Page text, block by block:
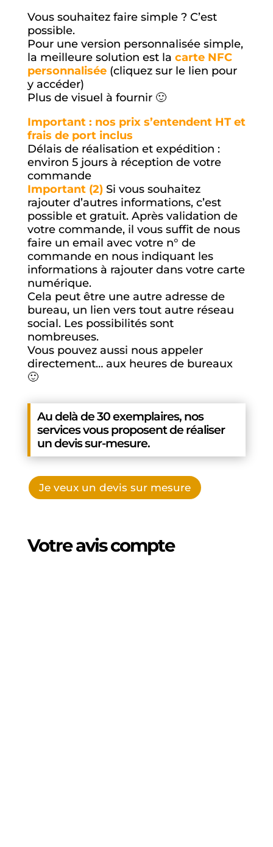
Vous souhaitez faire simple ? C’est
possible.
Pour une version personnalisée simple,
la meilleure solution est la carte NFC
personnalisée(cliquez sur le lien pour
y accéder)
Plus de visuel à fournir 🙂
Important : nos prix s’entendent HT et
frais de port inclus
Délais de réalisation et expédition :
environ 5 jours à réception de votre
commande
Important (2)Si vous souhaitez
rajouter d’autres informations, c’est
possible et gratuit. Après validation de
votre commande, il vous suffit de nous
faire un email avec votre n° de
commande en nous indiquant les
informations à rajouter dans votre carte
numérique.
Cela peut être une autre adresse de
bureau, un lien vers tout autre réseau
social. Les possibilités sont
nombreuses.
Vous pouvez aussi nous appeler
directement… aux heures de bureaux
🙂
Au delà de 30 exemplaires, nos
services vous proposent de réaliser
un devis sur-mesure.
Je veux un devis sur mesure
Votre avis compte